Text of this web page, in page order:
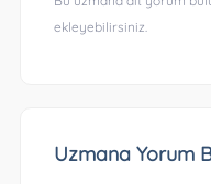
ekleyebilirsiniz.
Uzmana Yorum